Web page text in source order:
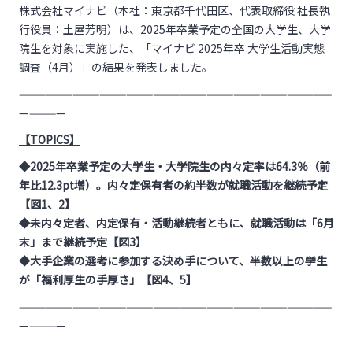
株式会社マイナビ（本社：東京都千代田区、代表取締役 社長執
行役員：土屋芳明）は、2025年卒業予定の全国の大学生、大学
院生を対象に実施した、「マイナビ 2025年卒 大学生活動実態
調査（4月）」の結果を発表しました。
———————————————————————————————————
—————
【TOPICS】
◆2025年卒業予定の大学生・大学院生の内々定率は64.3％（前
年比12.3pt増）。内々定保有者の約半数が就職活動を継続予定
【図1、2】
◆未内々定者、内定保有・活動継続者ともに、就職活動は「6月
末」まで継続予定【図3】
◆大手企業の選考に参加する決め手について、半数以上の学生
が「福利厚生の手厚さ」【図4、5】
———————————————————————————————————
—————